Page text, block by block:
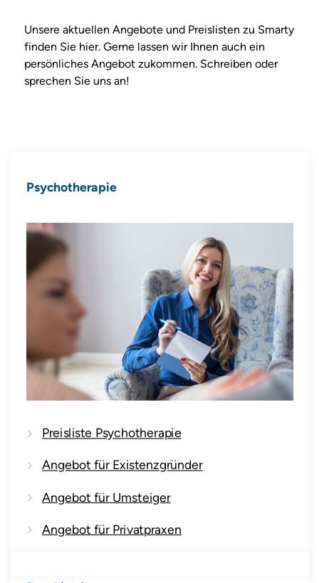
Unsere aktuellen Angebote und Preislisten zu Smarty
finden Sie hier. Gerne lassen wir Ihnen auch ein
persönliches Angebot zukommen. Schreiben oder
sprechen Sie uns an!
Psychotherapie
Preisliste Psychotherapie
Angebot für Existenzgründer
Angebot für Umsteiger
Angebot für Privatpraxen